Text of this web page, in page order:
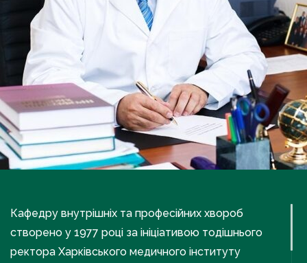
Кафедру внутрішніх та професійних хвороб
створено у 1977 році за ініціативою тодішнього
ректора Харківського медичного інституту